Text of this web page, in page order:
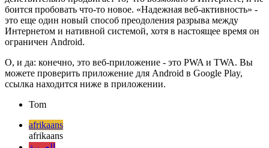
Осталось только загрузить релиз-пакет в Google Play и
выпустить его! Да, это действительно так просто. Google
действительно продвигает то, что возможно в Интернете, и не
боится пробовать что-то новое. «Надежная веб-активность» -
это еще один новый способ преодоления разрыва между
Интернетом и нативной системой, хотя в настоящее время он
ограничен Android.
О, и да: конечно, это веб-приложение - это PWA и TWA. Вы
можете проверить приложение для Android в Google Play,
Tom